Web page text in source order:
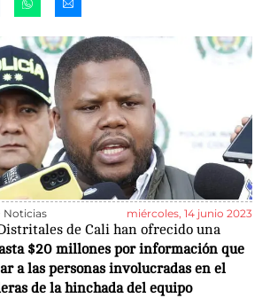
Noticias miércoles, 14 junio 2023
de Cali han ofrecido una
$20 millones por información que
a las personas involucradas en el
de la hinchada del equipo